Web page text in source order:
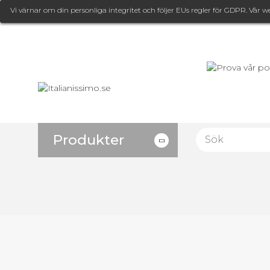
Produkter
Vi värnar om din personliga integritet och följer EUs regler för GDPR. Vår